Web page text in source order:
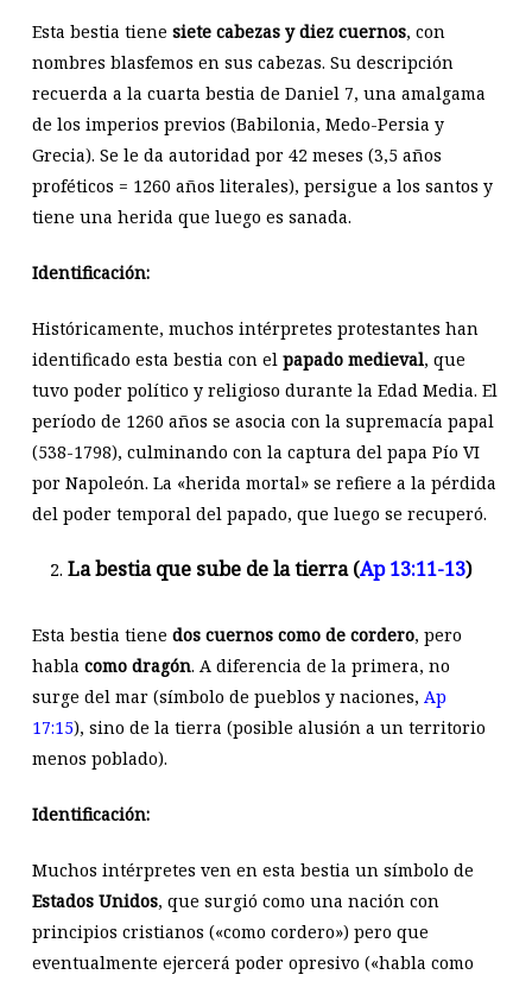
Esta bestia tiene siete cabezas y diez cuernos, con
nombres blasfemos en sus cabezas. Su descripción
recuerda a la cuarta bestia de Daniel 7, una amalgama
de los imperios previos (Babilonia, Medo-Persia y
Grecia). Se le da autoridad por 42 meses (3,5 años
proféticos = 1260 años literales), persigue a los santos y
tiene una herida que luego es sanada.
Identificación:
Históricamente, muchos intérpretes protestantes han
identificado esta bestia con el papado medieval, que
tuvo poder político y religioso durante la Edad Media. El
período de 1260 años se asocia con la supremacía papal
(538-1798), culminando con la captura del papa Pío VI
por Napoleón. La «herida mortal» se refiere a la pérdida
del poder temporal del papado, que luego se recuperó.
La bestia que sube de la tierra (Ap 13:11-13)
Esta bestia tiene dos cuernos como de cordero, pero
habla como dragón. A diferencia de la primera, no
surge del mar (símbolo de pueblos y naciones, Ap
17:15), sino de la tierra (posible alusión a un territorio
menos poblado).
Identificación:
Muchos intérpretes ven en esta bestia un símbolo de
Estados Unidos, que surgió como una nación con
principios cristianos («como cordero») pero que
eventualmente ejercerá poder opresivo («habla como